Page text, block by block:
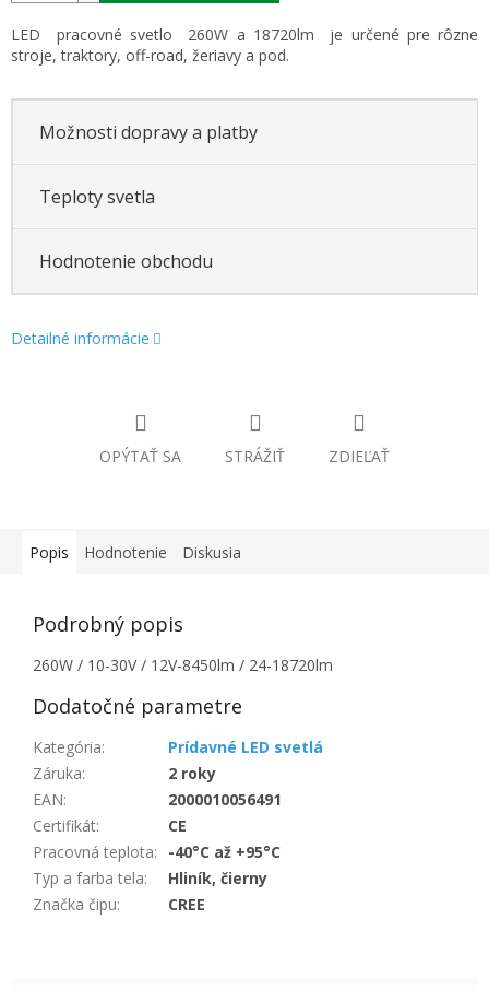
LED pracovné svetlo 260W a 18720lm je určené pre rôzne
stroje, traktory, off-road, žeriavy a pod.
Možnosti dopravy a platby
Teploty svetla
Hodnotenie obchodu
Detailné informácie
OPÝTAŤ SA STRÁŽIŤ ZDIEĽAŤ
Popis Hodnotenie Diskusia
Podrobný popis
260W / 10-30V / 12V-8450lm / 24-18720lm
Dodatočné parametre
Kategória:
Prídavné LED svetlá
Záruka:
2 roky
EAN:
2000010056491
Certifikát:
CE
Pracovná teplota:
-40°C až +95°C
Typ a farba tela:
Hliník, čierny
Značka čipu: CREE